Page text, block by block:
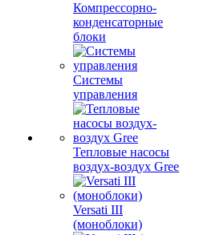
Компрессорно-
конденсаторные
блоки
Системы
управления
Тепловые насосы
воздух-воздух Gree
Versati III
(моноблоки)